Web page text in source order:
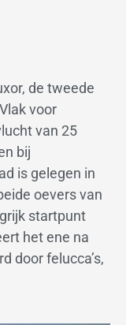
de tweede
voor
van 25
bij
is gelegen in
oevers van
startpunt
het ene na
door felucca’s,